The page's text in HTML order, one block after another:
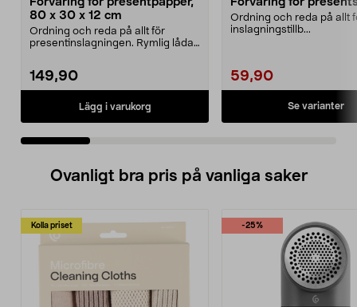
80 x 30 x 12 cm
Ordning och reda på allt för
presentinslagningen. Rymlig låda
149,90
Lägg i varukorg
Ordning och reda på allt
inslagningstillb...
59,90
Se varianter
Ovanligt bra pris på vanliga saker
Kolla priset -25%